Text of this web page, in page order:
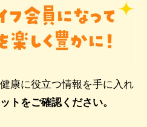
康に役立つ情報を手に入れ
トをご確認ください。